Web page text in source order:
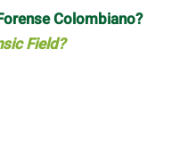
Colombiano?
Field?